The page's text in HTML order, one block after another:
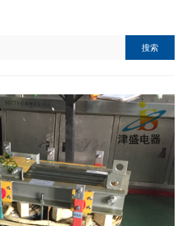
搜索